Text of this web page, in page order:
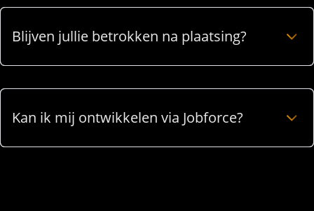
Blijven jullie betrokken na plaatsing?
Kan ik mij ontwikkelen via Jobforce?